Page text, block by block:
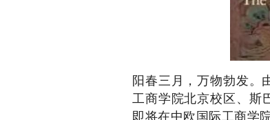
阳春三月，万物勃发。
工商学院北京校区、斯
即将在中欧国际工商学